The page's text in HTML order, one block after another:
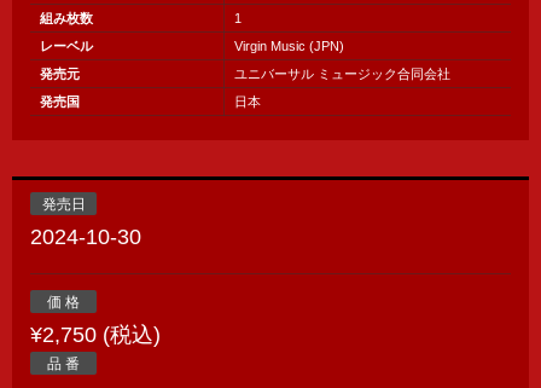
組み枚数
1
レーベル
Virgin Music (JPN)
発売元
ユニバーサル ミュージック合同会社
発売国
日本
発売日
2024-10-30
価 格
¥2,750 (税込)
品 番